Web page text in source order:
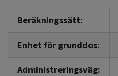
Beräkningssätt:
Enhet för grunddos:
Administreringsväg: